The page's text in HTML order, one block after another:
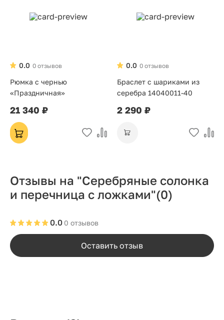
0 отзывов
0.0
Рюмка с чернью
«Праздничная»
21 340 ₽
0 отзывов
0.0
Браслет с шариками из
серебра 14040011-40
2 290 ₽
Отзывы на "Серебряные солонка
и перечница с ложками"(0)
0 отзывов
0.0
Оставить отзыв